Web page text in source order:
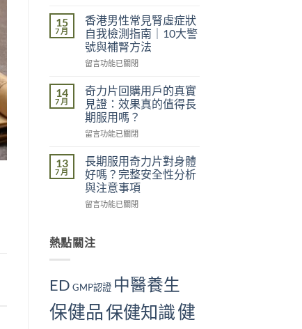
性
功
能
的
影
有
多
大？
醫
學
度
全
面
解
析〉
市
男
性
精
力
足
的
五
大
原
你
中
了
幾
個？〉
15
7 月
香港男性常見腎虛症狀
自我檢測指南｜10大警
號與補腎方法
在
港
男
性
常
見
虛
症
狀
自
我
指
大
號
與
留言功能已關閉
14
7 月
奇力片回購用戶的真實
見證：效果真的值得長
期服用嗎？
在
力
片
回
購
用
真
效
真
的
留言功能已關閉
13
7 月
長期服用奇力片對身體
好嗎？完整安全性分析
與注意事項
在
服
用
片
身
體
留言功能已關閉
熱點關注
ED GMP認證 中醫養生
保健品保健知識健